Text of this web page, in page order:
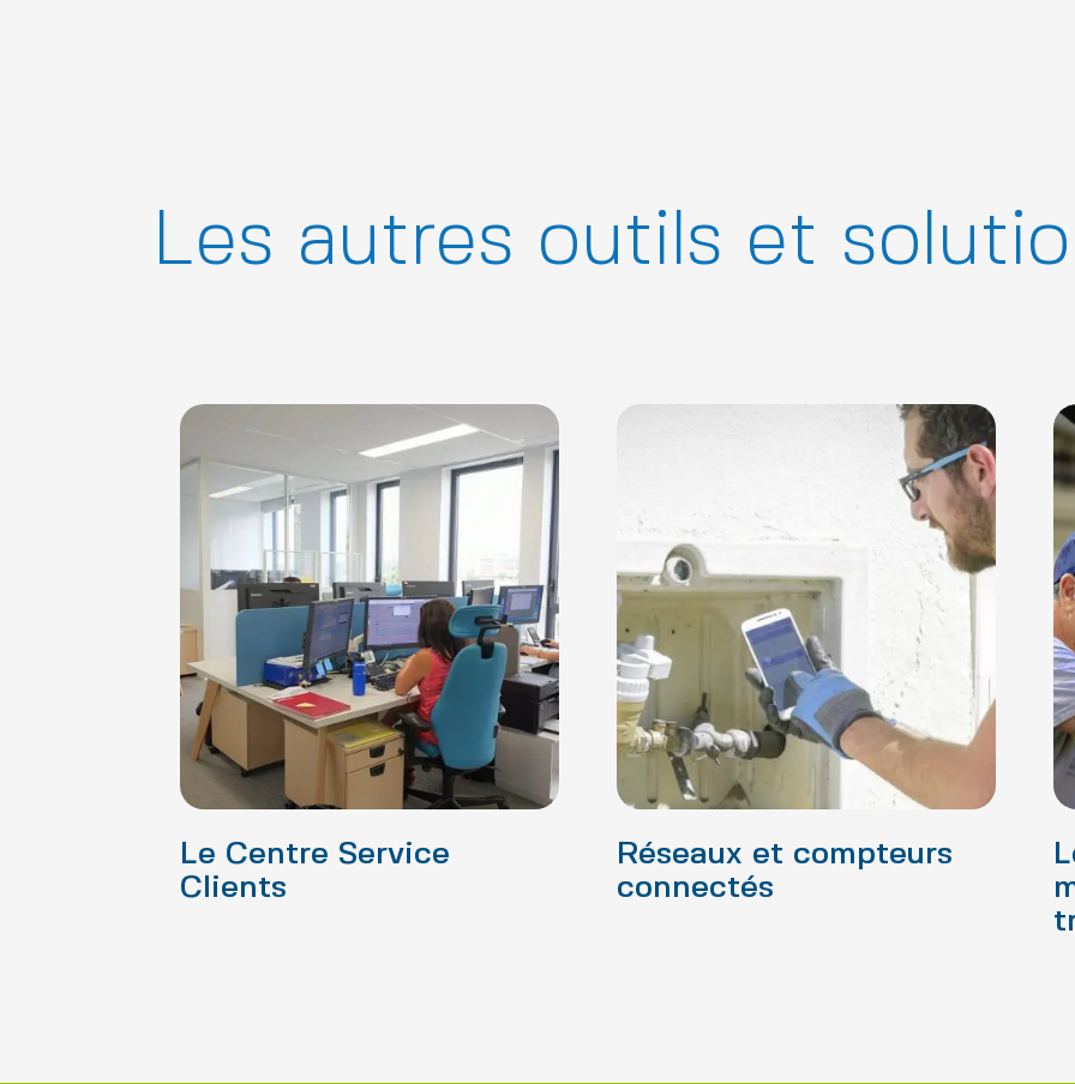
Les autres outils et
Le Centre Service
Clients
Réseaux et compteurs
connectés